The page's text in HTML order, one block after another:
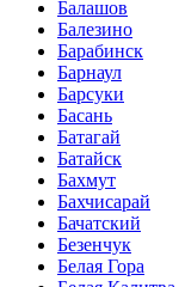
Балашов
Балезино
Барабинск
Барнаул
Барсуки
Басань
Батагай
Батайск
Бахмут
Бахчисарай
Бачатский
Безенчук
Белая Гора